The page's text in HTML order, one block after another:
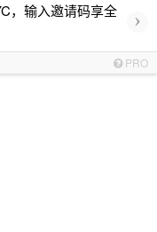
，输入邀请码享全
›
PRO